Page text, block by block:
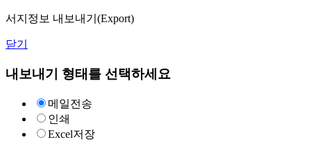
서지정보 내보내기(Export)
닫기
내보내기 형태를 선택하세요
메일전송
인쇄
Excel저장